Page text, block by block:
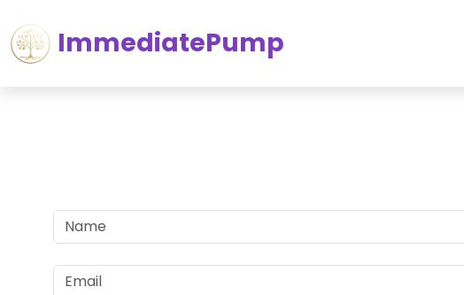
ImmediatePump